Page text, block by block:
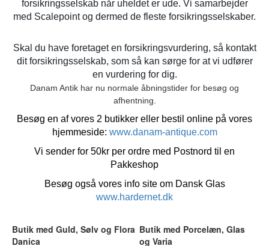
forsikringsselskab når uheldet er ude. Vi samarbejder
med Scalepoint og dermed de fleste forsikringsselskaber.
Skal du have foretaget en forsikringsvurdering, så kontakt
dit forsikringsselskab, som så kan sørge for at vi udfører
en vurdering for dig.
Danam Antik har nu normale åbningstider for besøg og
afhentning.
Besøg en af vores 2 butikker eller bestil online på vores
hjemmeside: www.danam-antique.com
Vi sender for 50kr per ordre med Postnord til en
Pakkeshop
Besøg også vores info site om Dansk Glas
www.hardernet.dk
Butik med Guld, Sølv og Flora
Danica
Butik med Porcelæn, Glas
og Varia